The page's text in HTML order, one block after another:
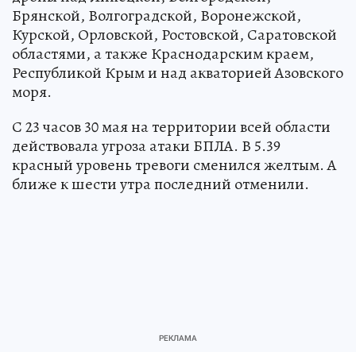
Брянской, Волгоградской, Воронежской,
Курской, Орловской, Ростовской, Саратовской
областями, а также Краснодарским краем,
Республикой Крым и над акваторией Азовского
моря.
С 23 часов 30 мая на территории всей области
действовала угроза атаки БПЛА. В 5.39
красный уровень тревоги сменился желтым. А
ближе к шести утра последний отменили.